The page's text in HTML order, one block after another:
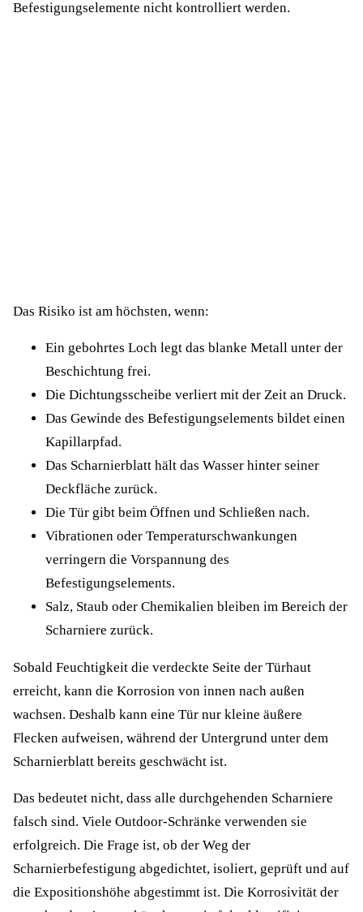
Befestigungselemente nicht kontrolliert werden.
Das Risiko ist am höchsten, wenn:
Ein gebohrtes Loch legt das blanke Metall unter der
Beschichtung frei.
Die Dichtungsscheibe verliert mit der Zeit an Druck.
Das Gewinde des Befestigungselements bildet einen
Kapillarpfad.
Das Scharnierblatt hält das Wasser hinter seiner
Deckfläche zurück.
Die Tür gibt beim Öffnen und Schließen nach.
Vibrationen oder Temperaturschwankungen
verringern die Vorspannung des
Befestigungselements.
Salz, Staub oder Chemikalien bleiben im Bereich der
Scharniere zurück.
Sobald Feuchtigkeit die verdeckte Seite der Türhaut
erreicht, kann die Korrosion von innen nach außen
wachsen. Deshalb kann eine Tür nur kleine äußere
Flecken aufweisen, während der Untergrund unter dem
Scharnierblatt bereits geschwächt ist.
Das bedeutet nicht, dass alle durchgehenden Scharniere
falsch sind. Viele Outdoor-Schränke verwenden sie
erfolgreich. Die Frage ist, ob der Weg der
Scharnierbefestigung abgedichtet, isoliert, geprüft und auf
die Expositionshöhe abgestimmt ist. Die Korrosivität der